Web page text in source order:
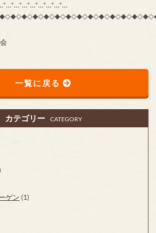
一覧に戻る
カテゴリー CATEGORY
ゲン (1)